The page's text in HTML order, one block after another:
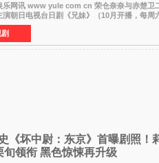
yule com cn 荣仓奈奈与赤楚卫二于8月3日官
演朝日电视台日剧《兄妹》（10月开播，每周
是荣仓奈奈继TBS剧集《为了N》之后，暌违12
《坏中尉：东京》首曝剧照！
旬领衔 黑色惊悚再升级